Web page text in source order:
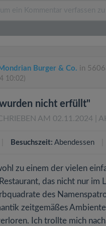
Mondrian Burger & Co. in
10:02)
nicht erfüllt"
AM 02.11.2024 |
Besuchszeit: Abendessen
zu einem der vielen
das nicht nur
des
zeitgemäßes
Ich trollte mich